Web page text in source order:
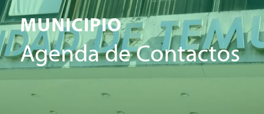
MUNICIPIO
Agenda de Contactos